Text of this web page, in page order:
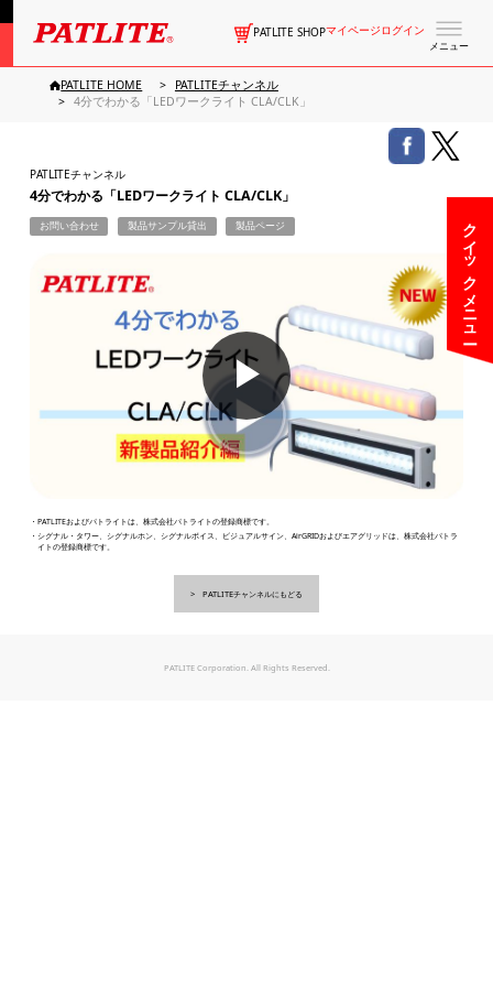
メニュー
PATLITE SHOPマイページログイン
クイックメニュー
PATLITE HOME
PATLITEチャンネル
4分でわかる「LEDワークライト CLA/CLK」
PATLITEチャンネル
4分でわかる「LEDワークライト CLA/CLK」
お問い合わせ 製品サンプル貸出 製品ページ
▶
・PATLITEおよびパトライトは、株式会社パトライトの登録商標です。
・シグナル・タワー、シグナルホン、シグナルボイス、ビジュアルサイン、AirGRIDおよびエアグリッドは、株式会社パトラ
イトの登録商標です。
PATLITEチャンネルにもどる
PATLITE Corporation. All Rights Reserved.